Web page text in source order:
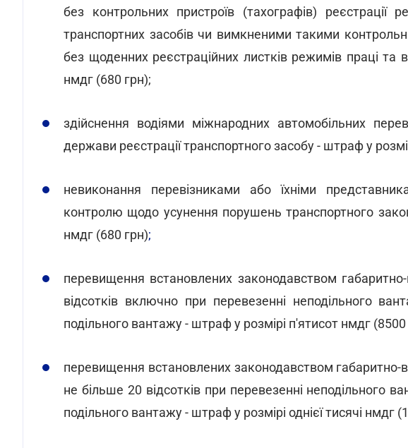
без контрольних пристроїв (тахографів) реєстрації
транспортних засобів чи вимкненими такими
без щоденних реєстраційних листків режимів праці та
нмдг (680 грн);
здійснення водіями міжнародних автомобільних
держави реєстрації транспортного засобу - штраф у
невиконання перевізниками або їхніми
контролю щодо усунення порушень транспортного
нмдг (680 грн);
перевищення встановлених законодавством
відсотків включно при перевезенні неподільного
подільного вантажу - штраф у розмірі п'ятисот нмдг (8500
перевищення встановлених законодавством габаритно-
не більше 20 відсотків при перевезенні неподільного
подільного вантажу - штраф у розмірі однієї тисячі нмдг